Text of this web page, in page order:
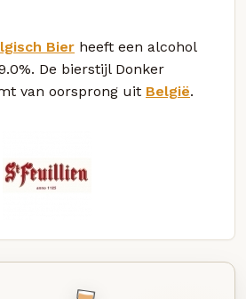
Bier heeft een alcohol
De bierstijl Donker
van oorsprong uit België.